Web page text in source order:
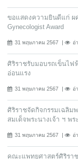
ขอแสดงความยินดีแก่ ผ
Gynecologist Award
31 พฤษภาคม 2567 อ่
ศิริราชรับมอบรถเข็นไฟ
อ่อนแรง
31 พฤษภาคม 2567 อ่
ศิริราชจัดกิจกรรมเฉลิม
สมเด็จพระนางเจ้า ฯ พ
31 พฤษภาคม 2567 อ่
คณะแพทยศาสตร์ศิริรา